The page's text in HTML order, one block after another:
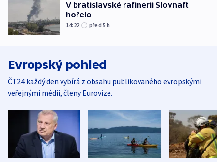
V bratislavské rafinerii Slovnaft
hořelo
14:22 před 5h
Evropský pohled
ČT24 každý den vybírá z obsahu publikovaného evropskými
veřejnými médii, členy Eurovize.